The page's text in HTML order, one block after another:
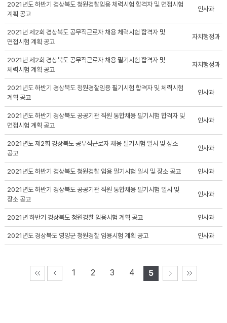
2021년도 하반기 경상북도 청원경찰임용 체력시험 합격자 및 면접시험
계획 공고
인사과
2021년 제2회 경상북도 공무직근로자 채용 체력시험 합격자 및
면접시험 계획 공고
자치행정과
2021년 제2회 경상북도 공무직근로자 채용 필기시험 합격자 및
체력시험 계획 공고
자치행정과
2021년도 하반기 경상북도 청원경찰임용 필기시험 합격자 및 체력시험
계획 공고
인사과
2021년도 하반기 경상북도 공공기관 직원 통합채용 필기시험 합격자 및
면접시험 계획 공고
인사과
2021년도 제2회 경상북도 공무직근로자 채용 필기시험 일시 및 장소
공고
인사과
2021년도 하반기 경상북도 청원경찰 임용 필기시험 일시 및 장소 공고 인사과
2021년도 하반기 경상북도 공공기관 직원 통합채용 필기시험 일시 및
장소 공고
인사과
2021년 하반기 경상북도 청원경찰 임용시험 계획 공고 인사과
2021년도 경상북도 영양군 청원경찰 임용시험 계획 공고 인사과
1 2 3 4 5